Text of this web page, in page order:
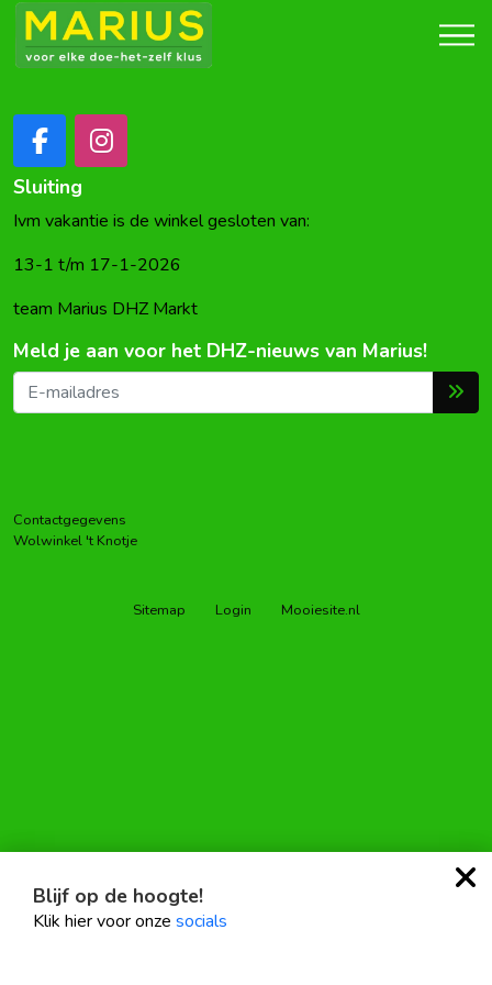
Sluiting
Ivm vakantie is de winkel gesloten van:
13-1 t/m 17-1-2026
team Marius DHZ Markt
Meld je aan voor het DHZ-nieuws van Marius!
Contactgegevens
Wolwinkel 't Knotje
Sitemap Login Mooiesite.nl
Deze website maakt gebruik van cookies.
Blijf op de hoogte!
Klik hier voor onze socials